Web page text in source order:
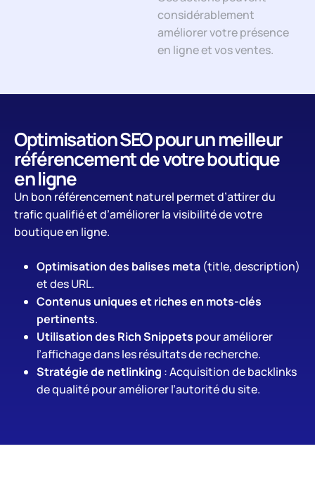
considérablement
améliorer votre présence
en ligne et vos ventes.
Optimisation SEO pour un meilleur
référencement de votre boutique
en ligne
Un bon référencement naturel permet d’attirer du
trafic qualifié et d’améliorer la visibilité de votre
boutique en ligne.
Optimisation des balises meta (title, description)
et des URL.
Contenus uniques et riches en mots-clés
pertinents.
Utilisation des Rich Snippets pour améliorer
l’affichage dans les résultats de recherche.
Stratégie de netlinking : Acquisition de backlinks
de qualité pour améliorer l’autorité du site.